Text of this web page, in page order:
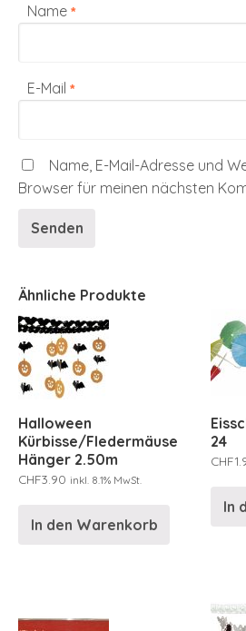
Name *
E-Mail *
Name, E-Mail-Adresse und
Browser für meinen nächsten
Ähnliche Produkte
Halloween
Kürbisse/Fledermäuse
Hänger 2.50m
CHF3.90 inkl. 8.1% MwSt.
In den Warenkorb
24
CHF
In